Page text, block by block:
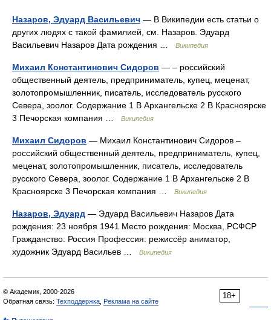
Назаров, Эдуард Васильевич — В Википедии есть статьи о
других людях с такой фамилией, см. Назаров. Эдуард
Васильевич Назаров Дата рождения …
Википедия
Михаил Константинович Сидоров — – российский
общественный деятель, предприниматель, купец, меценат,
золотопромышленник, писатель, исследователь русского
Севера, зоолог. Содержание 1 В Архангельске 2 В Красноярске
3 Печорская компания …
Википедия
Михаил Сидоров — Михаил Константинович Сидоров –
российский общественный деятель, предприниматель, купец,
меценат, золотопромышленник, писатель, исследователь
русского Севера, зоолог. Содержание 1 В Архангельске 2 В
Красноярске 3 Печорская компания …
Википедия
Назаров, Эдуард — Эдуард Васильевич Назаров Дата
рождения: 23 ноября 1941 Место рождения: Москва, РСФСР
Гражданство: Россия Профессия: режиссёр аниматор,
художник Эдуард Васильев …
Википедия
18+
© Академик, 2000-2026
Обратная связь: Техподдержка Реклама на сайте